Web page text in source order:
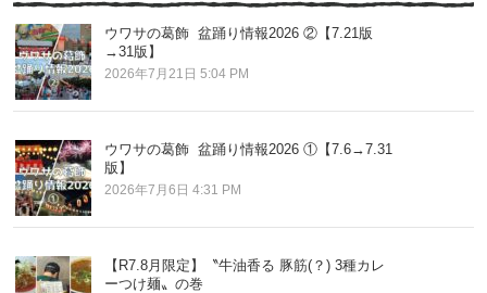
ウワサの葛飾 盆踊り情報2026 ②【7.21版
→31版】
2026年7月21日 5:04 PM
ウワサの葛飾 盆踊り情報2026 ①【7.6→7.31
版】
2026年7月6日 4:31 PM
【R7.8月限定】〝牛油香る 豚筋(？) 3種カレ
ーつけ麺〟の巻